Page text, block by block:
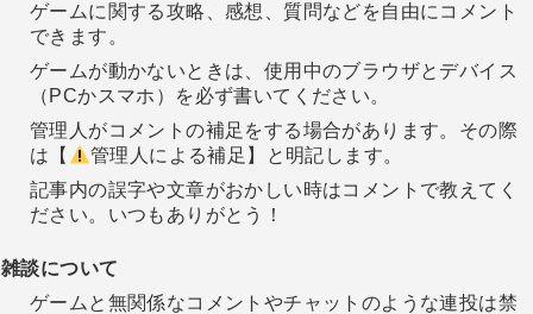
ゲームに関する攻略、感想、質問などを自由にコメント
できます。
ゲームが動かないときは、使用中のブラウザとデバイス
（PCかスマホ）を必ず書いてください。
管理人がコメントの補足をする場合があります。その際
は【
管理人による補足】と明記します。
記事内の誤字や文章がおかしい時はコメントで教えてく
ださい。いつもありがとう！
雑談について
ゲームと無関係なコメントやチャットのような連投は禁